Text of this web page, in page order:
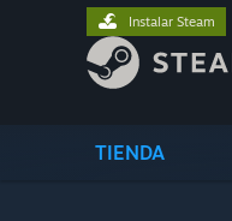
TIENDA
Instalar Steam